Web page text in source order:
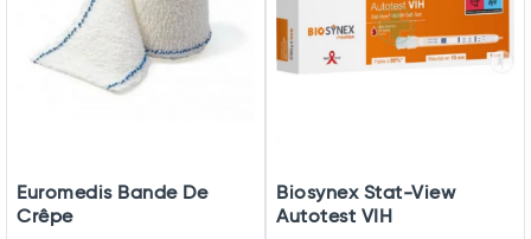
Euromedis Bande De
Crêpe
Biosynex Stat-View
Autotest VIH